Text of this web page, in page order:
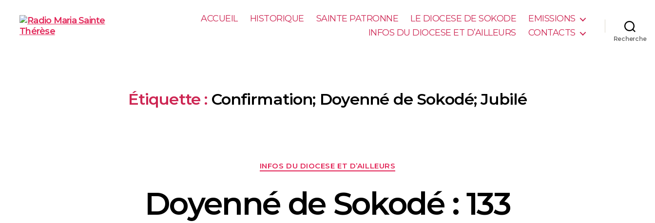
ACCUEIL HISTORIQUE SAINTE PATRONNE LE DIOCESE DE SOKODE
EMISSIONS
INFOS DU DIOCESE ET D’AILLEURS
CONTACTS
Recherche
Étiquette : Confirmation; Doyenné de Sokodé; Jubilé
INFOS DU DIOCESE ET D’AILLEURS
Doyenné de Sokodé : 133